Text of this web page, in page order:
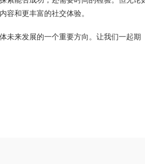
和更丰富的社交体验。
未来发展的一个重要方向。让我们一起期